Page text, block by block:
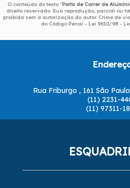
O conteúdo do texto "Porta de Correr de
direito reservado. Sua reprodução, parcial ou
proibida sem a autorização do autor. Crime de
do Código Penal – Lei 9610/98 -
Rua Friburgo , 161 São
(11) 2231-
(11) 97311-